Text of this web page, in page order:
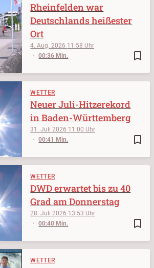
bookmark_border
4. Aug. 2026 11:58
00:36 Min.
Rheinfelden war
Deutschlands heißester
Ort
WETTER
bookmark_border
31. Juli 2026 11:00
00:41 Min.
Neuer Juli-Hitzerekord
in Baden-Württemberg
WETTER
bookmark_border
28. Juli 2026 13:53
00:40 Min.
DWD erwartet bis zu 40
Grad am Donnerstag
WETTER